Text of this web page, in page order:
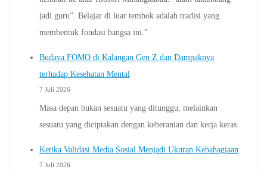
jadi guru”. Belajar di luar tembok adalah tradisi yang
membentuk fondasi bangsa ini.”
Budaya FOMO di Kalangan Gen Z dan Dampaknya
terhadap Kesehatan Mental
7 Juli 2026
Masa depan bukan sesuatu yang ditunggu, melainkan
sesuatu yang diciptakan dengan keberanian dan kerja keras
Ketika Validasi Media Sosial Menjadi Ukuran Kebahagiaan
7 Juli 2026